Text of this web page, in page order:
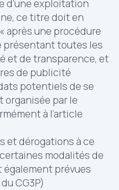
d’une exploitation
ce titre doit en
après une procédure
présentant toutes les
et de transparence, et
de publicité
potentiels de se
organisée par le
à l’article
et dérogations à ce
modalités de
prévues
CG3P)